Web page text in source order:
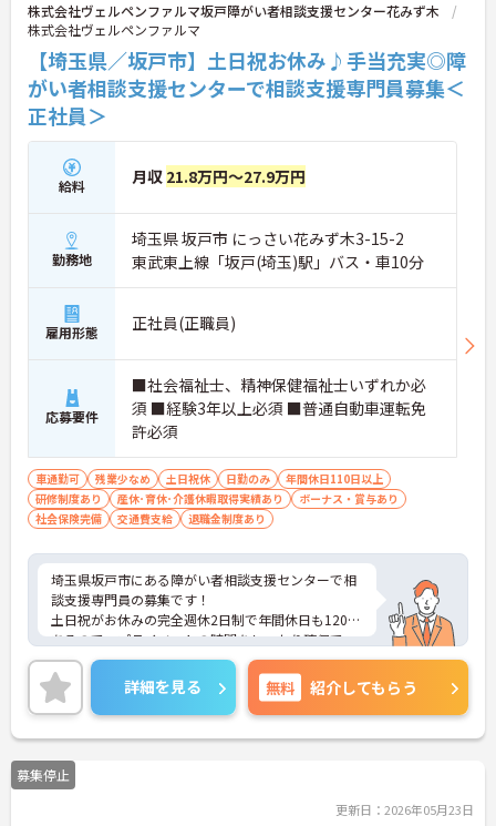
ことができ、現場の介助業務にとどまらず、施設運
営や人材育成の視点を養うことで、将来のエリアマ
ネージャー候補としてのステップアップに直結しま
す。
・定年70歳、再雇用75歳までという業界屈指の制度
があり、20代から60代まで幅広い年代が活躍してい
ます。年間休日も114日確保されているため、無理
なく長期的なキャリアを築いていただけます。
・全施設がバリアフリー設計かつ最新設備を備えて
おり、清潔感にあふれた美しい環境です。ハード面
に加え、ソフト面でも「献立の事前決定・レシピ完
備」により現場の負担が大幅に軽減されています。
ご利用者様の安全性はもちろん、働くスタッフにと
っても身体的負担が少なく、高いモチベーションを
株式会社ヴェルペンファルマ坂戸障がい者相談支援センター花みず木
株式会社ヴェルペンファルマ
【埼玉県／坂戸市】土日祝お休み♪手当充実◎障
がい者相談支援センターで相談支援専門員募集＜
正社員＞
給料 月収 21.8万円～27.9万円
勤務地
埼玉県 坂戸市 にっさい花みず木3-15-2
東武東上線「坂戸(埼玉)駅」バス・車10分
雇用形態 正社員(正職員)
応募要件
■社会福祉士、精神保健福祉士いずれか必
須 ■経験3年以上必須 ■普通自動車運転免
許必須
車通勤可 残業少なめ 土日祝休 日勤のみ
年間休日110日以上
研修制度あり
産休･育休･介護休暇取得実績あり
ボーナス・賞与あり
社会保険完備
交通費支給 退職金制度あり
埼玉県坂戸市にある障がい者相談支援センターで相
談支援専門員の募集です！
土日祝がお休みの完全週休2日制で年間休日も120日
あるので、プライベートの時間をしっかり確保で
き、仕事との両立がしやすい職場です◎
また、昇給と賞与があり、あなたの頑張りがしっか
り評価され、やりがいを持ってお仕事ができます！
ご興味ある方は面接ポイントをお伝えしますので、
お気軽にご連絡ください。
詳細を見る 無料 紹介してもらう
募集停止
更新日：2026年05月23日